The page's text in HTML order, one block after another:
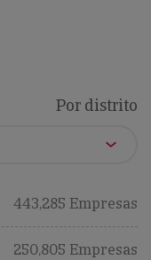
Por distrito
443,285 Empresas
250,805 Empresas